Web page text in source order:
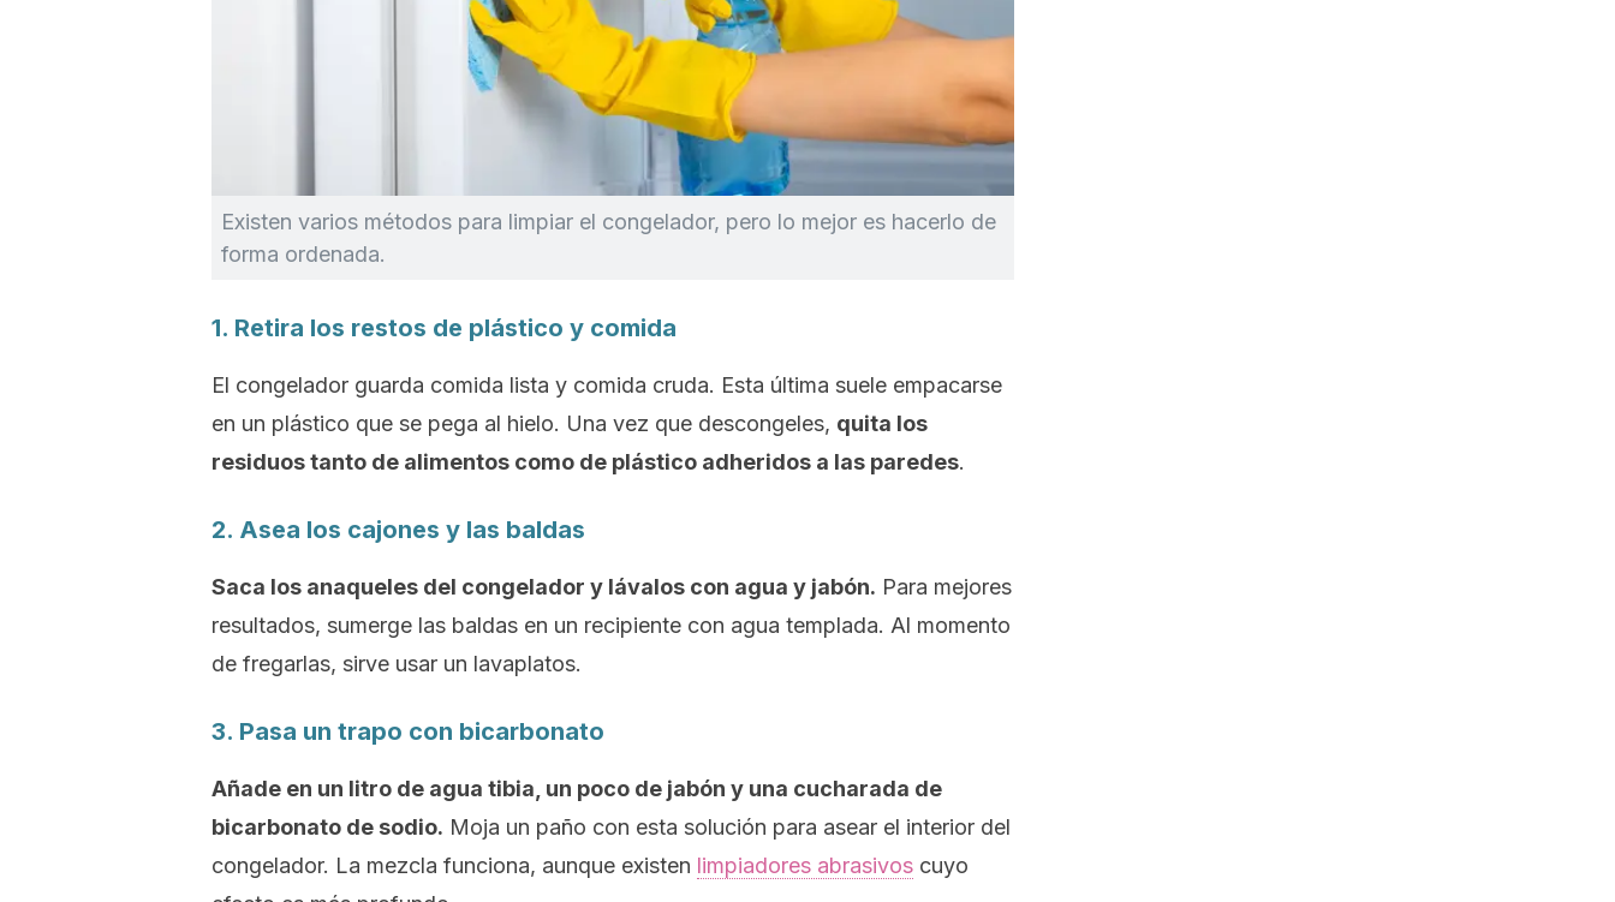
Existen varios métodos para limpiar el congelador, pero lo mejor es hacerlo de
forma ordenada.
1. Retira los restos de plástico y comida
El congelador guarda comida lista y comida cruda. Esta última suele empacarse
en un plástico que se pega al hielo. Una vez que descongeles, quita los
residuos tanto de alimentos como de plástico adheridos a las paredes.
2. Asea los cajones y las baldas
Saca los anaqueles del congelador y lávalos con agua y jabón. Para mejores
resultados, sumerge las baldas en un recipiente con agua templada. Al momento
de fregarlas, sirve usar un lavaplatos.
3. Pasa un trapo con bicarbonato
Añade en un litro de agua tibia, un poco de jabón y una cucharada de
bicarbonato de sodio. Moja un paño con esta solución para asear el interior del
congelador. La mezcla funciona, aunque existen limpiadores abrasivos cuyo